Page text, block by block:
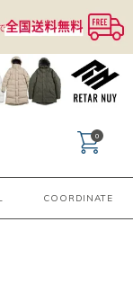
COORDINATE
0